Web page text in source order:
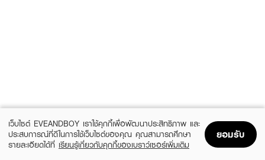
เว็บไซต์ EVEANDBOY เราใช้คุกกี้เพื่อพัฒนาประสิทธิภาพ และ
ประสบการณ์ที่ดีในการใช้เว็บไซต์ของคุณ คุณสามารถศึกษา
รายละเอียดได้ที่ เรียนรู้เกี่ยวกับคุกกี้ของเบราว์เซอร์เพิ่มเติม
ยอมรับ